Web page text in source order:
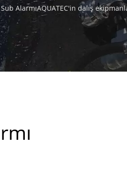
Sub AlarmıAQUATEC'in dalış